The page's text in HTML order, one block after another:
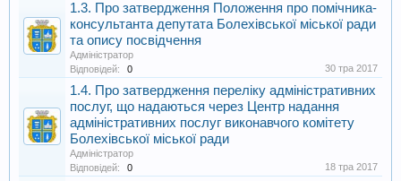
1.3. Про затвердження Положення про помічника-
консультанта депутата Болехівської міської ради
та опису посвідчення
Адміністратор
Відповідей:
0 30 тра 2017
1.4. Про затвердження переліку адміністративних
послуг, що надаються через Центр надання
адміністративних послуг виконавчого комітету
Болехівської міської ради
Адміністратор
Відповідей:
0 18 тра 2017